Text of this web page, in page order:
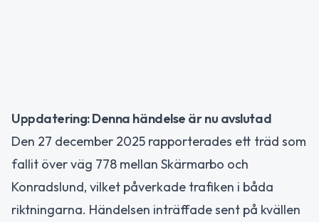
Uppdatering: Denna händelse är nu avslutad
Den 27 december 2025 rapporterades ett träd som
fallit över väg 778 mellan Skärmarbo och
Konradslund, vilket påverkade trafiken i båda
riktningarna. Händelsen inträffade sent på kvällen